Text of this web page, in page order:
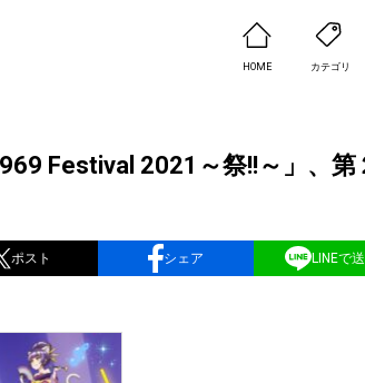
HOME カテゴリ
Festival 2021～祭!!～」、第
ポスト シェア LINEで